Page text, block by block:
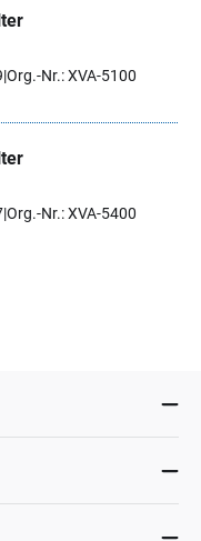
Org.-Nr.: XVA-5100
Org.-Nr.: XVA-5400